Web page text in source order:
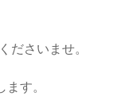
ださいませ。
す。